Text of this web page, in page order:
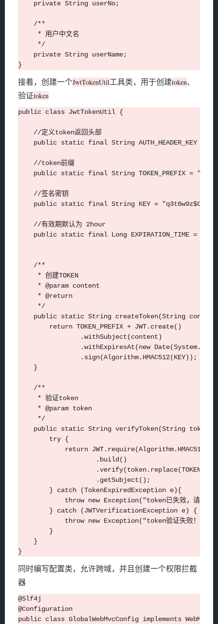
    private String userNo;
    /**
     * 用户中文名
     */
    private String userName;
接着，创建一个JwtTokenUtil工具类，用于创建token、
验证token
public class JwtTokenUtil {
    //定义token返回头部
public static final String AUTH_HEADER_KEY =
    //token前缀
public static final String TOKEN_PREFIX =
    //签名密钥
public static final String KEY =
    //有效期默认为 2hour
public static final Long EXPIRATION_TIME =
    /**
     * 创建TOKEN
     * @param content
     * @return
     */
public static String createToken(String
        return TOKEN_PREFIX + JWT.create()
                .withSubject(content)
.withExpiresAt(new
                .sign(Algorithm.HMAC512(KEY));
    }
    /**
     * 验证token
     * @param token
     */
public static String verifyToken(String token)
        try {
return
                    .build()
                    .getSubject();
        } catch (TokenExpiredException e){
throw new Exception("token已失效，请重新
        } catch (JWTVerificationException e) {
throw new Exception("token验证失败！
        }
    }
同时编写配置类，允许跨域，并且创建一个权限拦截
器
@Slf4j
@Configuration
public class GlobalWebMvcConfig implements